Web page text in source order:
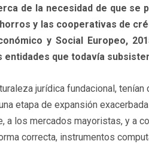
de la necesidad de que
y las cooperativas de
y Social Europeo,
entidades que todavía
jurídica fundacional,
etapa de expansión
a los mercados mayoristas, y a
correcta, instrumentos